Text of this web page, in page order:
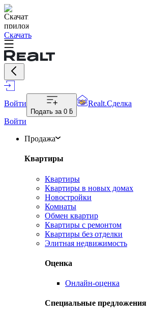
Скачать
Войти
Подать за 0 ƃ
Realt.Сделка
Войти
Продажа
Квартиры
Квартиры
Квартиры в новых домах
Новостройки
Комнаты
Обмен квартир
Квартиры с ремонтом
Квартиры без отделки
Элитная недвижимость
Оценка
Онлайн-оценка
Специальные предложения